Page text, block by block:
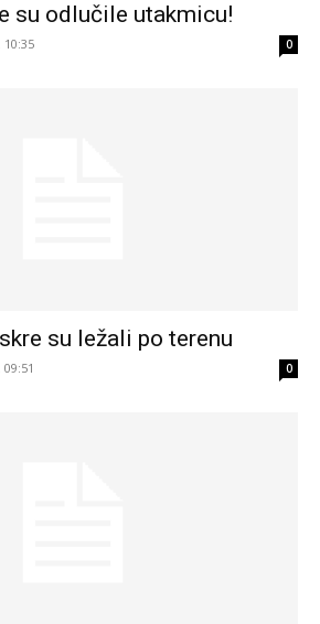
su odlučile utakmicu!
10:35 0
su ležali po terenu
0